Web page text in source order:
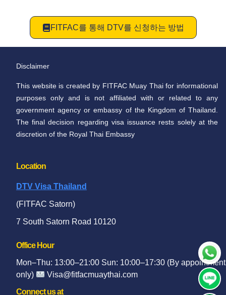
FITFAC를 통해 DTV를 신청하는 방법
Disclaimer
This website is created by FITFAC Muay Thai for informational
purposes only and is not affiliated with or related to any
government agency or embassy of the Kingdom of Thailand.
The final decision regarding visa issuance rests solely at the
discretion of the Royal Thai Embassy
Location​
DTV Visa Thailand
(FITFAC Satorn)
7 South Satorn Road 10120
Office Hour​
Mon–Thu: 13:00–21:00 Sun: 10:00–17:30 (By appointment
only)
Visa@fitfacmuaythai.com
Connect us at